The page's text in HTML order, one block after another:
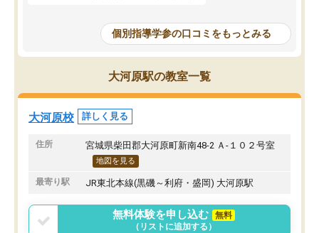
個別指導学参の口コミをもっとみる
大河原駅の教室一覧
大河原校 詳しく見る
住所 宮城県柴田郡大河原町新南48-2 Ａ-１０２号室
地図を見る
最寄り駅 JR東北本線(黒磯～利府・盛岡) 大河原駅
無料体験を申し込む
無料
（リストに追加する）